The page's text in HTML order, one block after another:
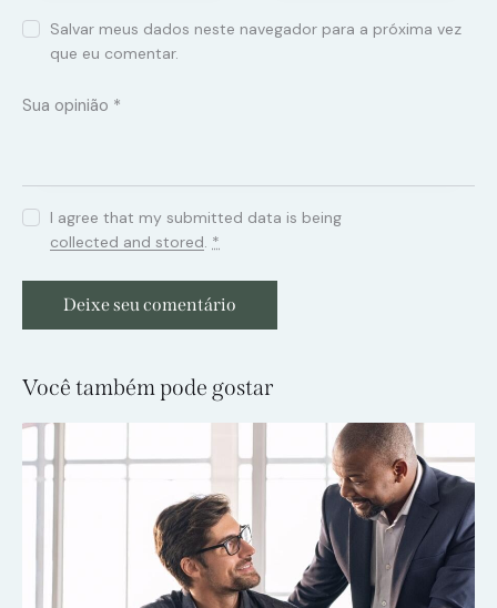
Salvar meus dados neste navegador para a próxima vez
que eu comentar.
I agree that my submitted data is being
collected and stored. *
Você também pode gostar